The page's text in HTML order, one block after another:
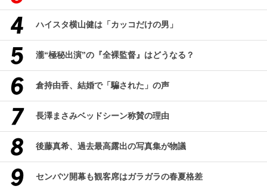
ハイスタ横山健は「カッコだけの男」
瀧“極秘出演”の『全裸監督』はどうなる？
倉持由香、結婚で「騙された」の声
長澤まさみベッドシーン称賛の理由
後藤真希、過去最高露出の写真集が物議
センバツ開幕も観客席はガラガラの春夏格差